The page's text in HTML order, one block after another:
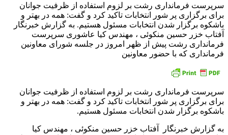
سرپرست فرمانداری رشت بر لزوم استفاده از ظرفیت جوانان
برای برگزاری پر شور انتخابات تاکید کرد و گفت: همه در بهتر و
باشکوه برگزار شدن انتخابات مسئول هستیم. به گزارش خبرنگار
آفتاب خزر حسین منکوئی ، مهندس کیا عاشوری سرپرست
فرمانداری رشت پیش از ظهر امروز در جلسه شورای معاونین
فرمانداری که با حضور معاونین
سرپرست فرمانداری رشت بر لزوم استفاده از ظرفیت جوانان
برای برگزاری پر شور انتخابات تاکید کرد و گفت: همه در بهتر و
باشکوه برگزار شدن انتخابات مسئول هستیم.
به گزارش خبرنگار آفتاب خزر حسین منکوئی ، مهندس کیا